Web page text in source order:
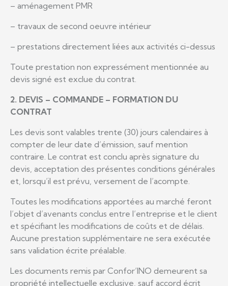
– aménagement PMR
– travaux de second oeuvre intérieur
– prestations directement liées aux activités ci-dessus
Toute prestation non expressément mentionnée au
devis signé est exclue du contrat.
2. DEVIS – COMMANDE – FORMATION DU
CONTRAT
Les devis sont valables trente (30) jours calendaires à
compter de leur date d’émission, sauf mention
contraire. Le contrat est conclu après signature du
devis, acceptation des présentes conditions générales
et, lorsqu’il est prévu, versement de l’acompte.
Toutes les modifications apportées au marché feront
l’objet d’avenants conclus entre l’entreprise et le client
et spécifiant les modifications de coûts et de délais.
Aucune prestation supplémentaire ne sera exécutée
sans validation écrite préalable.
Les documents remis par Confor’INO demeurent sa
propriété intellectuelle exclusive, sauf accord écrit